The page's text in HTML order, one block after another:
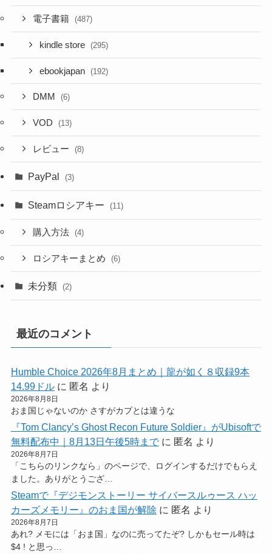
電子書籍 (487)
kindle store (295)
ebookjapan (192)
DMM (6)
VOD (13)
レビュー (8)
PayPal (3)
Steamロシアキー (11)
購入方法 (4)
ロシアキーまとめ (6)
未分類 (2)
最近のコメント
Humble Choice 2026年8月まとめ｜龍が如く８収録9本
14.99ドルに 匿名 より
2026年8月8日
おま国じゃないのか さすがカプとは違うな
『Tom Clancy’s Ghost Recon Future Soldier』がUbisoftで
無料配布中｜8月13日午後5時までに 匿名 より
2026年8月7日
「こちらのリンクなら」のページで、ログインするだけでもらえ
ました。ありがとうござ…
Steamで『デジモンストーリー サイバースルゥース ハッ
カーズメモリー』のおま国が解除 に 匿名 より
2026年8月7日
あれ? メモには「おま国」なのに売ってたぞ? しかもセール時は
$4 ! と思っ…